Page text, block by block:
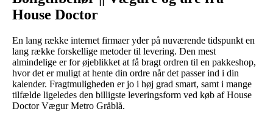
House Doctor
En lang række internet firmaer yder på nuværende tidspunkt en
lang række forskellige metoder til levering. Den mest
almindelige er for øjeblikket at få bragt ordren til en pakkeshop,
hvor det er muligt at hente din ordre når det passer ind i din
kalender. Fragtmuligheden er jo i høj grad smart, samt i mange
tilfælde ligeledes den billigste leveringsform ved køb af House
Doctor Vægur Metro Gråblå.